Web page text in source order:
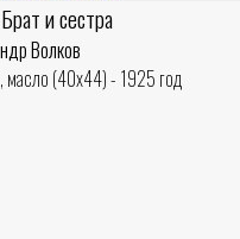
и сестра
Волков
масло (40x44) - 1925 год